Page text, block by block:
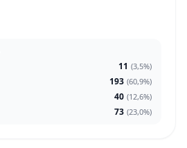
11 (3,5%)
193 (60,9%)
40 (12,6%)
73 (23,0%)